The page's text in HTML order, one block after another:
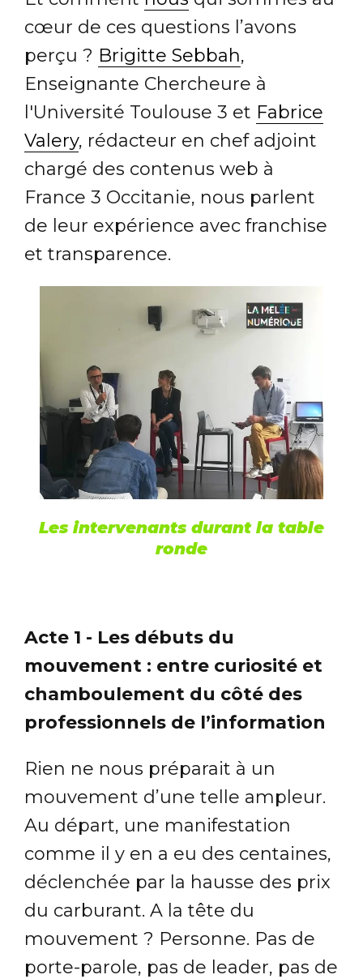
cœur de ces questions l’avons
perçu ? Brigitte Sebbah,
Enseignante Chercheure à
l'Université Toulouse 3 et Fabrice
Valery, rédacteur en chef adjoint
chargé des contenus web à
France 3 Occitanie, nous parlent
de leur expérience avec franchise
et transparence.
Les intervenants durant la table
ronde
Acte 1 - Les débuts du
mouvement : entre curiosité et
chamboulement du côté des
professionnels de l’information
Rien ne nous préparait à un
mouvement d’une telle ampleur.
Au départ, une manifestation
comme il y en a eu des centaines,
déclenchée par la hausse des prix
du carburant. A la tête du
mouvement ? Personne. Pas de
porte-parole, pas de leader, pas de